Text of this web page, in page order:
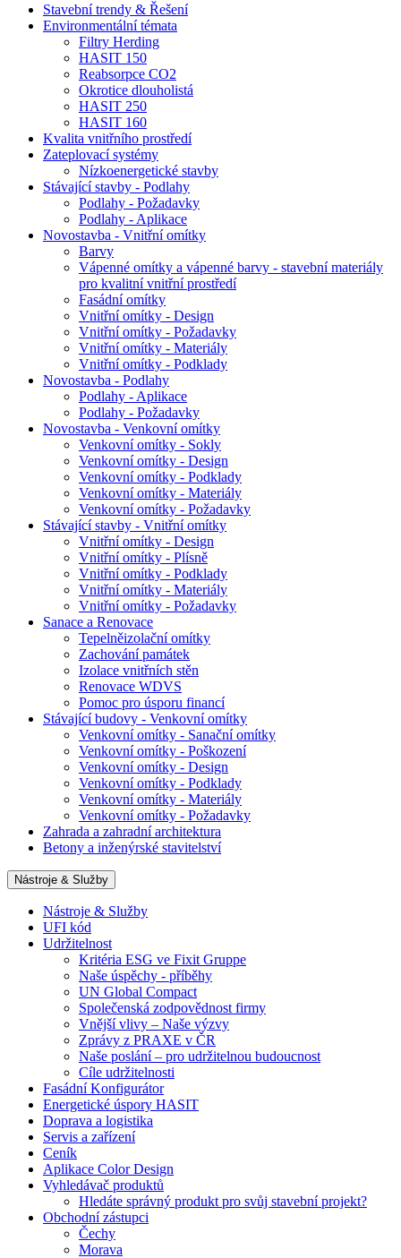
Stavební trendy & Řešení
Environmentální témata
Filtry Herding
HASIT 150
Reabsorpce CO2
Okrotice dlouholistá
HASIT 250
HASIT 160
Kvalita vnitřního prostředí
Zateplovací systémy
Nízkoenergetické stavby
Stávající stavby - Podlahy
Podlahy - Požadavky
Podlahy - Aplikace
Novostavba - Vnitřní omítky
Barvy
Vápenné omítky a vápenné barvy - stavební materiály
pro kvalitní vnitřní prostředí
Fasádní omítky
Vnitřní omítky - Design
Vnitřní omítky - Požadavky
Vnitřní omítky - Materiály
Vnitřní omítky - Podklady
Novostavba - Podlahy
Podlahy - Aplikace
Podlahy - Požadavky
Novostavba - Venkovní omítky
Venkovní omítky - Sokly
Venkovní omítky - Design
Venkovní omítky - Podklady
Venkovní omítky - Materiály
Venkovní omítky - Požadavky
Stávající stavby - Vnitřní omítky
Vnitřní omítky - Design
Vnitřní omítky - Plísně
Vnitřní omítky - Podklady
Vnitřní omítky - Materiály
Vnitřní omítky - Požadavky
Sanace a Renovace
Tepelněizolační omítky
Zachování památek
Izolace vnitřních stěn
Renovace WDVS
Pomoc pro úsporu financí
Stávající budovy - Venkovní omítky
Venkovní omítky - Sanační omítky
Venkovní omítky - Poškození
Venkovní omítky - Design
Venkovní omítky - Podklady
Venkovní omítky - Materiály
Venkovní omítky - Požadavky
Zahrada a zahradní architektura
Betony a inženýrské stavitelství
Nástroje & Služby
Nástroje & Služby
UFI kód
Udržitelnost
Kritéria ESG ve Fixit Gruppe
Naše úspěchy - příběhy
UN Global Compact
Společenská zodpovědnost firmy
Vnější vlivy – Naše výzvy
Zprávy z PRAXE v ČR
Naše poslání – pro udržitelnou budoucnost
Cíle udržitelnosti
Fasádní Konfigurátor
Energetické úspory HASIT
Doprava a logistika
Servis a zařízení
Ceník
Aplikace Color Design
Vyhledávač produktů
Hledáte správný produkt pro svůj stavební projekt?
Obchodní zástupci
Čechy
Morava